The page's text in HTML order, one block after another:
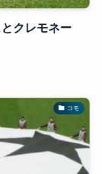
クレモネー
コモ